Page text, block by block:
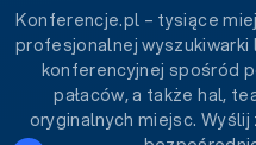
Konferencje.pl – tysiące
profesjonalnej
konferencyjnej spośród
pałaców, a także hal,
oryginalnych miejsc.